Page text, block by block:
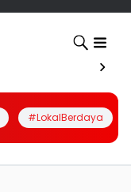
#LokalBerdaya